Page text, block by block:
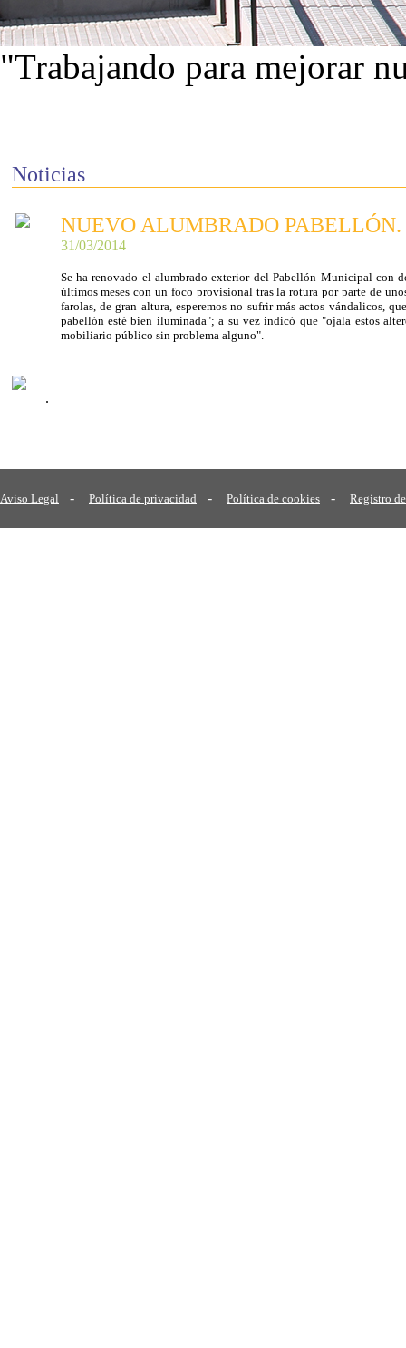
"Trabajando para mejorar
Noticias
NUEVO ALUMBRADO PABELLÓN.
31/03/2014
Se ha renovado el alumbrado exterior del Pabellón Municipal con
últimos meses con un foco provisional tras la rotura por parte de
farolas, de gran altura, esperemos no sufrir más actos vándalicos,
pabellón esté bien iluminada"; a su vez indicó que "ojala estos
mobiliario público sin problema alguno".
.
Aviso Legal - Política de privacidad - Política de cookies - Registro